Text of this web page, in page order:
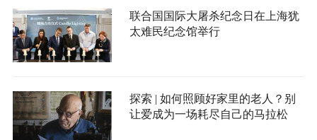
联合国国际大屠杀纪念日在上海犹
太难民纪念馆举行
探索 | 如何照顾好家里的老人？别
让爱成为一场耗尽自己的马拉松